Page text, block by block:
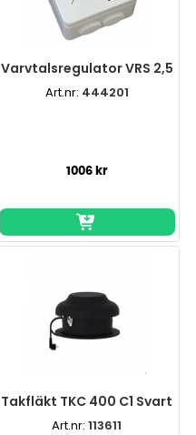
Varvtalsregulator VRS 2,5
Art.nr: 444201
1006 kr
Takfläkt TKC 400 C1 Svart
Art.nr:113611